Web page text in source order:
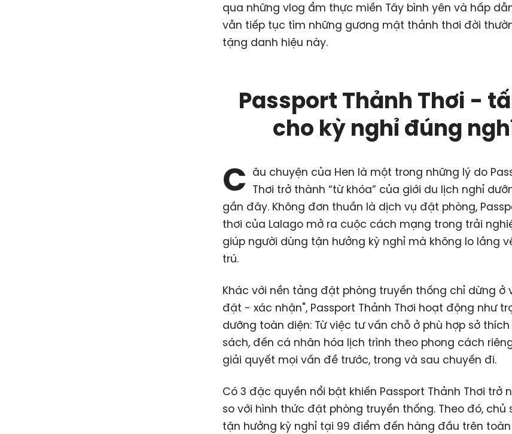
qua những vlog ẩm thực miền Tây bình yên và hấp
vẫn tiếp tục tìm những gương mặt thảnh thơi đời
tặng danh hiệu này.
Passport Thảnh Thơi -
cho kỳ nghỉ đúng
C âu chuyện của Hen là một trong những lý do
Thơi trở thành “từ khóa” của giới du lịch nghỉ
gần đây. Không đơn thuần là dịch vụ đặt phòng,
thơi của Lalago mở ra cuộc cách mạng trong trải
giúp người dùng tận hưởng kỳ nghỉ mà không lo lắng
trú.
Khác với nền tảng đặt phòng truyền thống chỉ dừng ở
đặt - xác nhận", Passport Thảnh Thơi hoạt động như
dưỡng toàn diện: Từ việc tư vấn chỗ ở phù hợp sở
sách, đến cá nhân hóa lịch trình theo phong cách
giải quyết mọi vấn đề trước, trong và sau chuyến đi.
Có 3 đặc quyền nổi bật khiến Passport Thảnh Thơi trở
so với hình thức đặt phòng truyền thống. Theo đó, chủ
tận hưởng kỳ nghỉ tại 99 điểm đến hàng đầu trên